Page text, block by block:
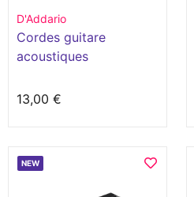
D'Addario
Cordes guitare
acoustiques
13,00 €
NEW